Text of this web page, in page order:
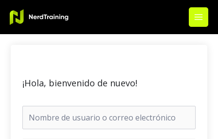
contenido
Main
¡Hola, bienvenido de nuevo!